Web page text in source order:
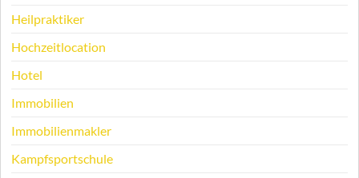
Heilpraktiker
Hochzeitlocation
Hotel
Immobilien
Immobilienmakler
Kampfsportschule